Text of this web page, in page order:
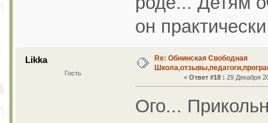
он
Likka
Гость
Re: Обнинская Свободная
« Ответ #18 : 29 Декабря
Ого...